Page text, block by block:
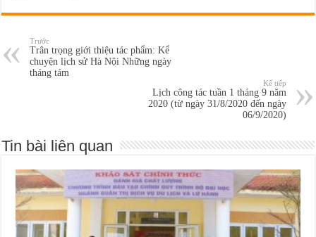
Trước
Trân trọng giới thiệu tác phẩm: Kể
chuyện lịch sử Hà Nội Những ngày
tháng tám
Kế tiếp
Lịch công tác tuần 1 tháng 9 năm
2020 (từ ngày 31/8/2020 đến ngày
06/9/2020)
Tin bài liên quan